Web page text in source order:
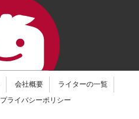
会社概要
ライターの一覧
プライバシーポリシー